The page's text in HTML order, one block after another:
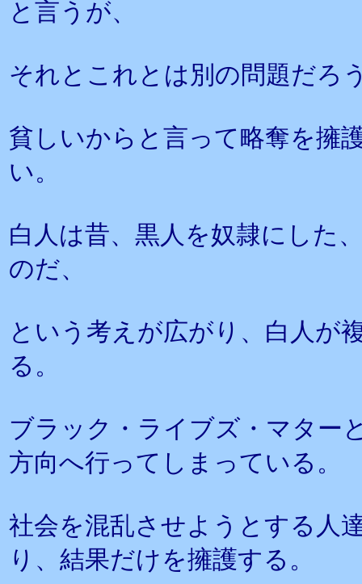
と言うが、
それとこれとは別の問題だろ
貧しいからと言って略奪を擁
い。
白人は昔、黒人を奴隷にした
のだ、
という考えが広がり、白人が
る。
ブラック・ライブズ・マター
方向へ行ってしまっている。
社会を混乱させようとする人
り、結果だけを擁護する。